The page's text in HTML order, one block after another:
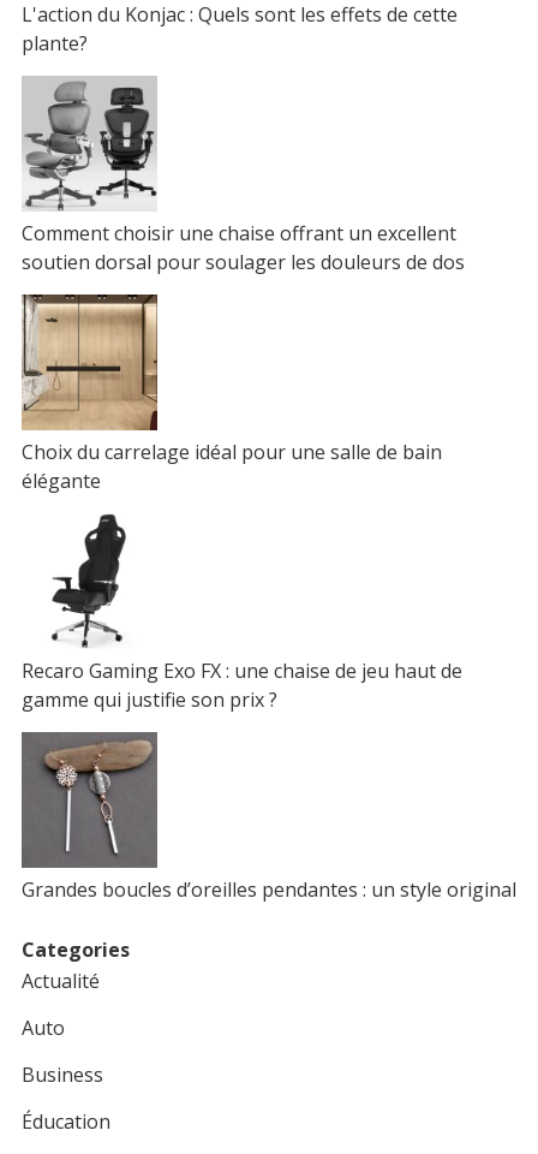
L'action du Konjac : Quels sont les effets de cette
plante?
Comment choisir une chaise offrant un excellent
soutien dorsal pour soulager les douleurs de dos
Choix du carrelage idéal pour une salle de bain
élégante
Recaro Gaming Exo FX : une chaise de jeu haut de
gamme qui justifie son prix ?
Grandes boucles d’oreilles pendantes : un style original
Categories
Actualité
Auto
Business
Éducation